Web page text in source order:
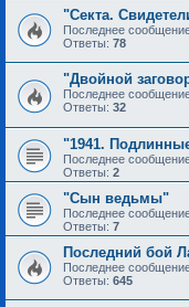
"Секта.
Последнее
Ответы: 78
"Двойной
Последнее
Ответы: 32
"1941.
Последнее
Ответы: 2
"Сын ведьмы"
Последнее
Ответы: 7
Последний бой
Последнее
Ответы: 645